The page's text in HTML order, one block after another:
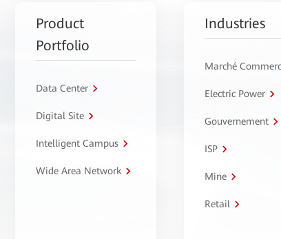
Product
Portfolio
Data Center
Digital Site
Intelligent Campus
Wide Area Network
Industries
Marché
Electric Power
Gouvernement
ISP
Mine
Retail